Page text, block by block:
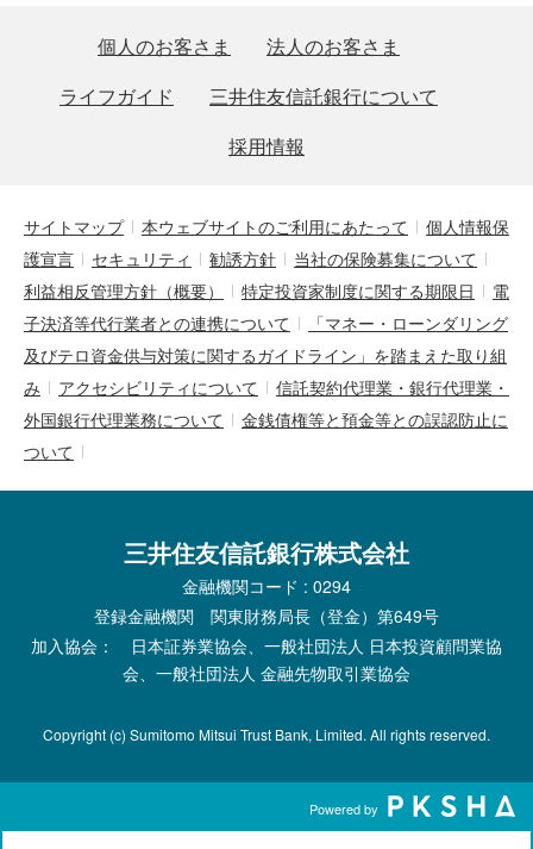
個人のお客さま
法人のお客さま
ライフガイド
三井住友信託銀行について
採用情報
サイトマップ 本ウェブサイトのご利用にあたって
個人情報保
護宣言
セキュリティ 勧誘方針
当社の保険募集について
利益相反管理方針（概要）
特定投資家制度に関する期限日
電
子決済等代行業者との連携について
「マネー・ローンダリング
及びテロ資金供与対策に関するガイドライン」を踏まえた取り組
み
アクセシビリティについて
信託契約代理業・銀行代理業・
外国銀行代理業務について
金銭債権等と預金等との誤認防止に
ついて
三井住友信託銀行株式会社
金融機関コード : 0294
登録金融機関 関東財務局長（登金）第649号
加入協会： 日本証券業協会、一般社団法人 日本投資顧問業協
会、一般社団法人 金融先物取引業協会
Copyright (c) Sumitomo Mitsui Trust Bank, Limited. All rights reserved.
Powered by